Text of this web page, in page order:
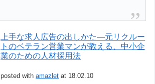
上手な求人広告の出しかた―元リクルー
トのベテラン営業マンが教える、中小企
業のための人材採用法
posted withamazlet at 18.02.10